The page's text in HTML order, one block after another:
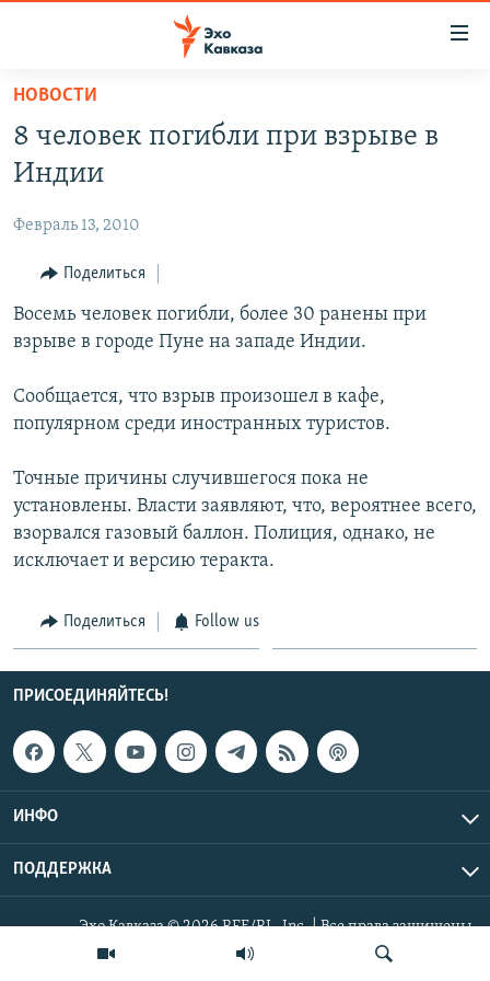
Вернуться
основному
содержанию
навигации
Вернутся
ЦХИНВАЛИ
ВЕСЬ КАВКАЗ
СЕВЕРНЫЙ КАВКАЗ
АЗЕРБАЙДЖАН
ТЕМЫ
ЭКОНОМИКА
ОБЩЕСТВО
КУЛЬТУРА
СПОРТ
РУБРИКИ
НЕКРУГЛЫЙ СТОЛ
ГОСТЬ НЕДЕЛИ
ПОЗИЦИЯ
БЛОГИ
МУЛЬТИМЕДИА
ВИДЕО
ФОТО
АУДИО
ПОДКАСТЫ
АРХИВ РАДИОПРОГРАММЫ
ПРИСОЕДИНЯЙТЕСЬ!
НОВОСТИ
8 человек погибли при взрыве в
Индии
Февраль 13, 2010
Поделиться
Восемь человек погибли, более 30 ранены при
взрыве в городе Пуне на западе Индии.
Сообщается, что взрыв произошел в кафе,
популярном среди иностранных туристов.
Точные причины случившегося пока не
установлены. Власти заявляют, что, вероятнее всего,
взорвался газовый баллон. Полиция, однако, не
исключает и версию теракта.
Поделиться Follow us
ПРИСОЕДИНЯЙТЕСЬ!
ИНФО
ПОДДЕРЖКА
Эхо Кавказа © 2026 RFE/RL, Inc. | Все права защищены.